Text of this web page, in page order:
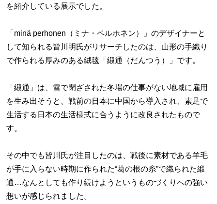
を紹介している展示でした。
「minä perhonen（ミナ・ペルホネン）」のデザイナーと
して知られる皆川明氏がリサーチしたのは、山形の手織り
で作られる厚みのある絨毯「緞通（だんつう）」です。
「緞通」は、雪で閉ざされた冬場の仕事がない地域に雇用
を生み出そうと、戦前の日本に中国から導入され、素足で
生活する日本の生活様式に合うように改良されたもので
す。
その中でも皆川氏が注目したのは、戦後に素材である羊毛
が手に入らない時期に作られた“葛の根の糸”で織られた緞
通…なんとしても作り続けようというものづくりへの強い
想いが感じられました。